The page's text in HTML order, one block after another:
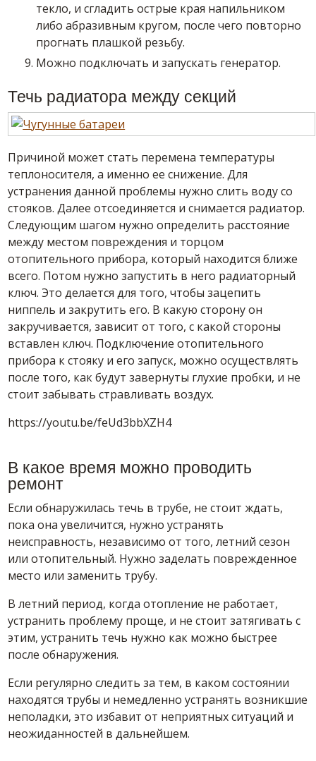
текло, и сгладить острые края напильником
либо абразивным кругом, после чего повторно
прогнать плашкой резьбу.
Можно подключать и запускать генератор.
Течь радиатора между секций
Причиной может стать перемена температуры
теплоносителя, а именно ее снижение. Для
устранения данной проблемы нужно слить воду со
стояков. Далее отсоединяется и снимается радиатор.
Следующим шагом нужно определить расстояние
между местом повреждения и торцом
отопительного прибора, который находится ближе
всего. Потом нужно запустить в него радиаторный
ключ. Это делается для того, чтобы зацепить
ниппель и закрутить его. В какую сторону он
закручивается, зависит от того, с какой стороны
вставлен ключ. Подключение отопительного
прибора к стояку и его запуск, можно осуществлять
после того, как будут завернуты глухие пробки, и не
стоит забывать стравливать воздух.
https://youtu.be/feUd3bbXZH4
В какое время можно проводить
ремонт
Если обнаружилась течь в трубе, не стоит ждать,
пока она увеличится, нужно устранять
неисправность, независимо от того, летний сезон
или отопительный. Нужно заделать поврежденное
место или заменить трубу.
В летний период, когда отопление не работает,
устранить проблему проще, и не стоит затягивать с
этим, устранить течь нужно как можно быстрее
после обнаружения.
Если регулярно следить за тем, в каком состоянии
находятся трубы и немедленно устранять возникшие
неполадки, это избавит от неприятных ситуаций и
неожиданностей в дальнейшем.